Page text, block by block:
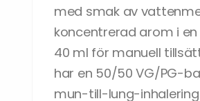
med smak av
koncentrerad arom i
40 ml för manuell
har en 50/50 VG/PG-
mun-till-lung-